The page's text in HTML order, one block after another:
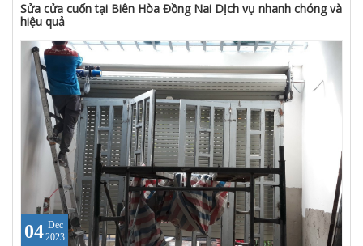
Sửa cửa cuốn tại Biên Hòa Đồng Nai Dịch vụ nhanh chóng và
hiệu quả
04 Dec
2023